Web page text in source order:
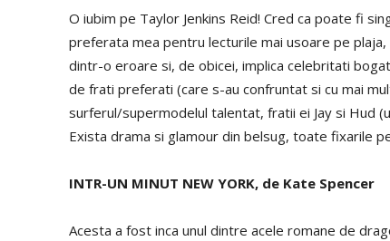
O iubim pe Taylor Jenkins Reid! Cred ca poate fi
preferata mea pentru lecturile mai usoare pe
dintr-o eroare si, de obicei, implica celebritati
de frati preferati (care s-au confruntat si cu mai
surferul/supermodelul talentat, fratii ei Jay si Hud
Exista drama si glamour din belsug, toate fixarile
INTR-UN MINUT NEW YORK, de Kate Spencer
Acesta a fost inca unul dintre acele romane de